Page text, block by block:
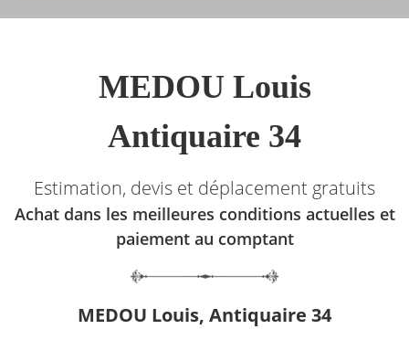
MEDOU Louis
Antiquaire 34
Estimation, devis et déplacement gratuits
Achat dans les meilleures conditions actuelles et
paiement au comptant
MEDOU Louis, Antiquaire 34